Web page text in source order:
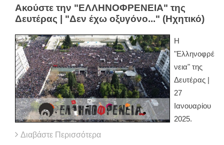
Ακούστε την "ΕΛΛΗΝΟΦΡΕΝΕΙΑ" της
Δευτέρας | "Δεν έχω οξυγόνο..." (Ηχητικό)
Η
"Ελληνοφρέ
νεια" της
Δευτέρας |
27
Ιανουαρίου
2025.
Διαβάστε Περισσότερα